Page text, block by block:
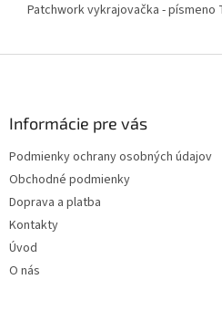
Patchwork vykrajovačka - písmeno
Informácie pre vás
Podmienky ochrany osobných údajov
Obchodné podmienky
Doprava a platba
Kontakty
Úvod
O nás